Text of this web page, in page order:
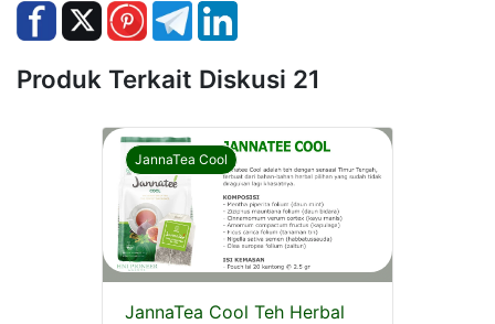
Produk Terkait Diskusi 21
JannaTea Cool
JannaTea Cool Teh Herbal